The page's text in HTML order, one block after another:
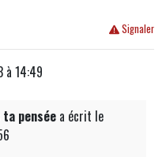
Signaler
14:49
penséea écrit le